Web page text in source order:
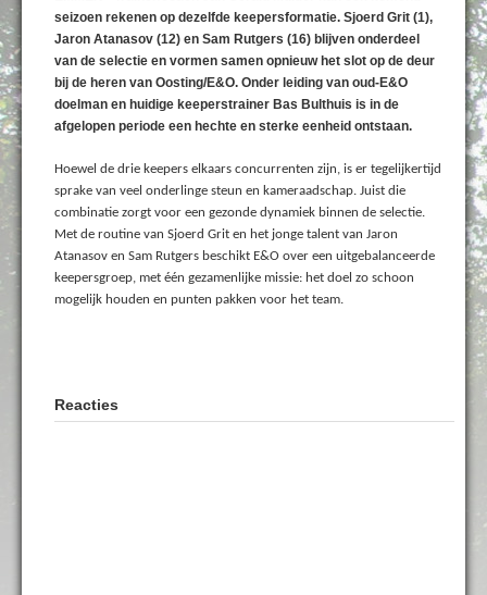
seizoen rekenen op dezelfde keepersformatie. Sjoerd Grit (1),
Jaron Atanasov (12) en Sam Rutgers (16) blijven onderdeel
van de selectie en vormen samen opnieuw het slot op de deur
bij de heren van Oosting/E&O. Onder leiding van oud-E&O
doelman en huidige keeperstrainer Bas Bulthuis is in de
afgelopen periode een hechte en sterke eenheid ontstaan.
Hoewel de drie keepers elkaars concurrenten zijn, is er tegelijkertijd
sprake van veel onderlinge steun en kameraadschap. Juist die
combinatie zorgt voor een gezonde dynamiek binnen de selectie.
Met de routine van Sjoerd Grit en het jonge talent van Jaron
Atanasov en Sam Rutgers beschikt E&O over een uitgebalanceerde
keepersgroep, met één gezamenlijke missie: het doel zo schoon
mogelijk houden en punten pakken voor het team.
Reacties